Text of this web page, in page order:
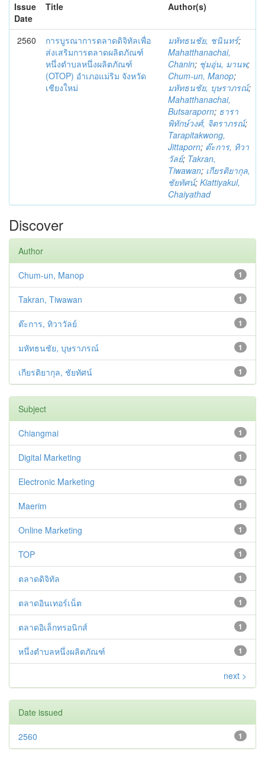
Issue
Date
Title Author(s)
2560
การบูรณาการตลาดดิจิทัลเพื่อ
ส่งเสริมการตลาดผลิตภัณฑ์
หนึ่งตำบลหนึ่งผลิตภัณฑ์
(OTOP) อำเภอแม่ริม จังหวัด
เชียงใหม่
มหัทธนชัย, ชนินทร์;
Mahatthanachai,
Chanin; ชุ่มอุ่น, มานพ;
Chum-un, Manop;
มหัทธนชัย, บุษราภรณ์;
Mahatthanachai,
Butsaraporn; ธารา
พิทักษ์วงศ์, จิตราภรณ์;
Tarapitakwong,
Jittaporn; ต๊ะการ, ทิวา
วัลย์; Takran,
Tiwawan; เกียรติยากุล,
ชัยทัศน์; Kiattiyakul,
Chaiyathad
Discover
Author
1
Chum-un, Manop
1
Takran, Tiwawan
1
ต๊ะการ, ทิวาวัลย์
1
มหัทธนชัย, บุษราภรณ์
1
เกียรติยากุล, ชัยทัศน์
Subject
1
Chiangmai
1
Digital Marketing
1
Electronic Marketing
1
Maerim
1
Online Marketing
1
TOP
1
ตลาดดิจิทัล
1
ตลาดอินเทอร์เน็ต
1
ตลาดอิเล็กทรอนิกส์
1
หนึ่งตำบลหนึ่งผลิตภัณฑ์
next >
Date issued
1
2560